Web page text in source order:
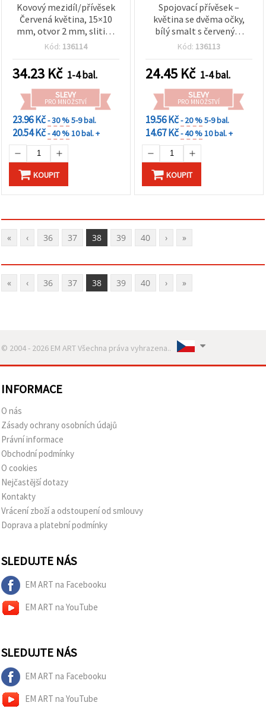
Kovový mezidíl/přívěsek
Červená květina, 15×10
mm, otvor 2 mm, slitina
ve stříbrné barvě – balení
bižuterie
Kód: 136114
34.23 Kč 1-4 bal.
SLEVY
PRO MNOŽSTVÍ
23.96 Kč- 30 %5-9 bal.
20.54 Kč- 40 %10 bal. +
KOUPIT
Spojovací přívěsek –
květina se dvěma očky,
bílý smalt s červeným
středem, kov, 20 x 15 mm,
stříbrné barvě, balení 5 ks
Kód: 136113
24.45 Kč 1-4 bal.
SLEVY
PRO MNOŽSTVÍ
19.56 Kč- 20 %5-9 bal.
14.67 Kč- 40 %10 bal. +
KOUPIT
« ‹ 36 37 38 39 40 › »
« ‹ 36 37 38 39 40 › »
© 2004 - 2026 EM ART Všechna práva vyhrazena..
INFORMACE
O nás
Zásady ochrany osobních údajů
Právní informace
Obchodní podmínky
O cookies
Nejčastější dotazy
Kontakty
Vrácení zboží a odstoupení od smlouvy
Doprava a platební podmínky
SLEDUJTE NÁS
EM ART na Facebooku
EM ART na YouTube
SLEDUJTE NÁS
EM ART na Facebooku
EM ART na YouTube